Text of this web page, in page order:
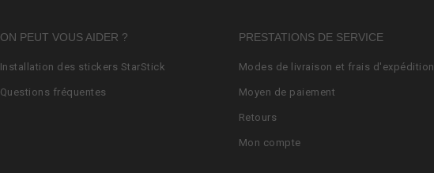
ON PEUT VOUS AIDER ?
Installation des stickers StarStick
Questions fréquentes
PRESTATIONS DE SERVICE
Modes de livraison et frais d'expédition
Moyen de paiement
Retours
Mon compte